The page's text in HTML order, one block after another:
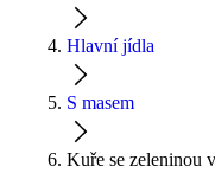
Hlavní jídla
S masem
Kuře se zeleninou